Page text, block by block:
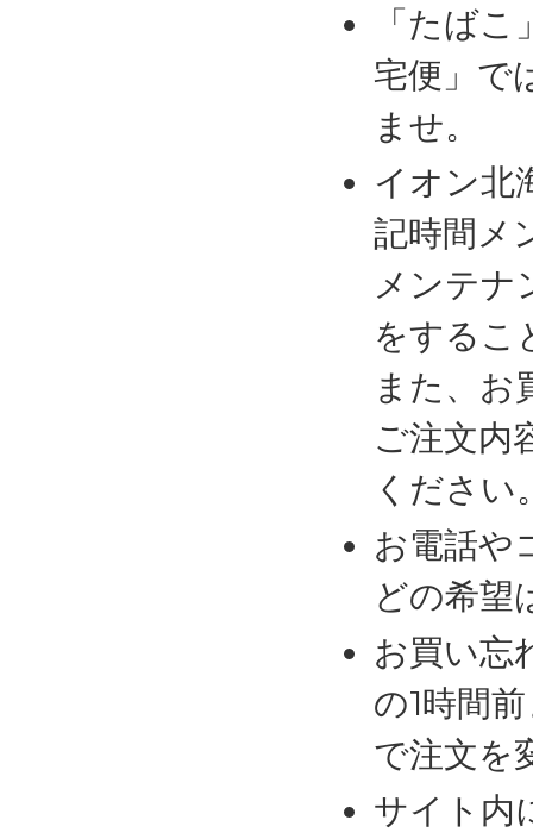
「たば
宅便」で
ませ。
イオン北
記時間メ
メンテナ
をするこ
また、お
ご注文内
ください
お電話や
どの希望
お買い忘
の1時間
で注文を
サイト内